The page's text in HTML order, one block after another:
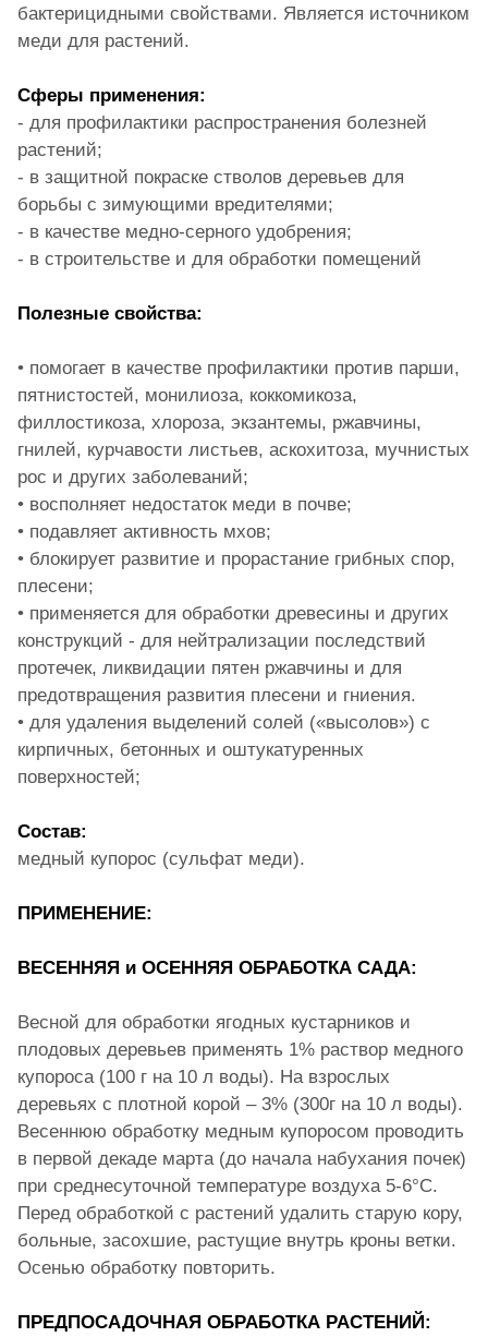
бактерицидными свойствами. Является источником
меди для растений.
Сферы применения:
- для профилактики распространения болезней
растений;
- в защитной покраске стволов деревьев для
борьбы с зимующими вредителями;
- в качестве медно-серного удобрения;
- в строительстве и для обработки помещений
Полезные свойства:
• помогает в качестве профилактики против парши,
пятнистостей, монилиоза, коккомикоза,
филлостикоза, хлороза, экзантемы, ржавчины,
гнилей, курчавости листьев, аскохитоза, мучнистых
рос и других заболеваний;
• восполняет недостаток меди в почве;
• подавляет активность мхов;
• блокирует развитие и прорастание грибных спор,
плесени;
• применяется для обработки древесины и других
конструкций - для нейтрализации последствий
протечек, ликвидации пятен ржавчины и для
предотвращения развития плесени и гниения.
• для удаления выделений солей («высолов») с
кирпичных, бетонных и оштукатуренных
поверхностей;
Состав:
медный купорос (сульфат меди).
ПРИМЕНЕНИЕ:
ВЕСЕННЯЯ и ОСЕННЯЯ ОБРАБОТКА САДА:
Весной для обработки ягодных кустарников и
плодовых деревьев применять 1% раствор медного
купороса (100 г на 10 л воды). На взрослых
деревьях с плотной корой – 3% (300г на 10 л воды).
Весеннюю обработку медным купоросом проводить
в первой декаде марта (до начала набухания почек)
при среднесуточной температуре воздуха 5-6°С.
Перед обработкой с растений удалить старую кору,
больные, засохшие, растущие внутрь кроны ветки.
Осенью обработку повторить.
ПРЕДПОСАДОЧНАЯ ОБРАБОТКА РАСТЕНИЙ: